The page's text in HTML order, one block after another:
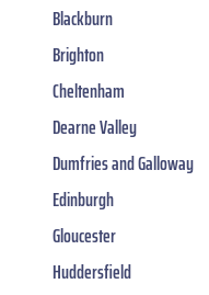
Blackburn
Brighton
Cheltenham
Dearne Valley
Dumfries and Galloway
Edinburgh
Gloucester
Huddersfield